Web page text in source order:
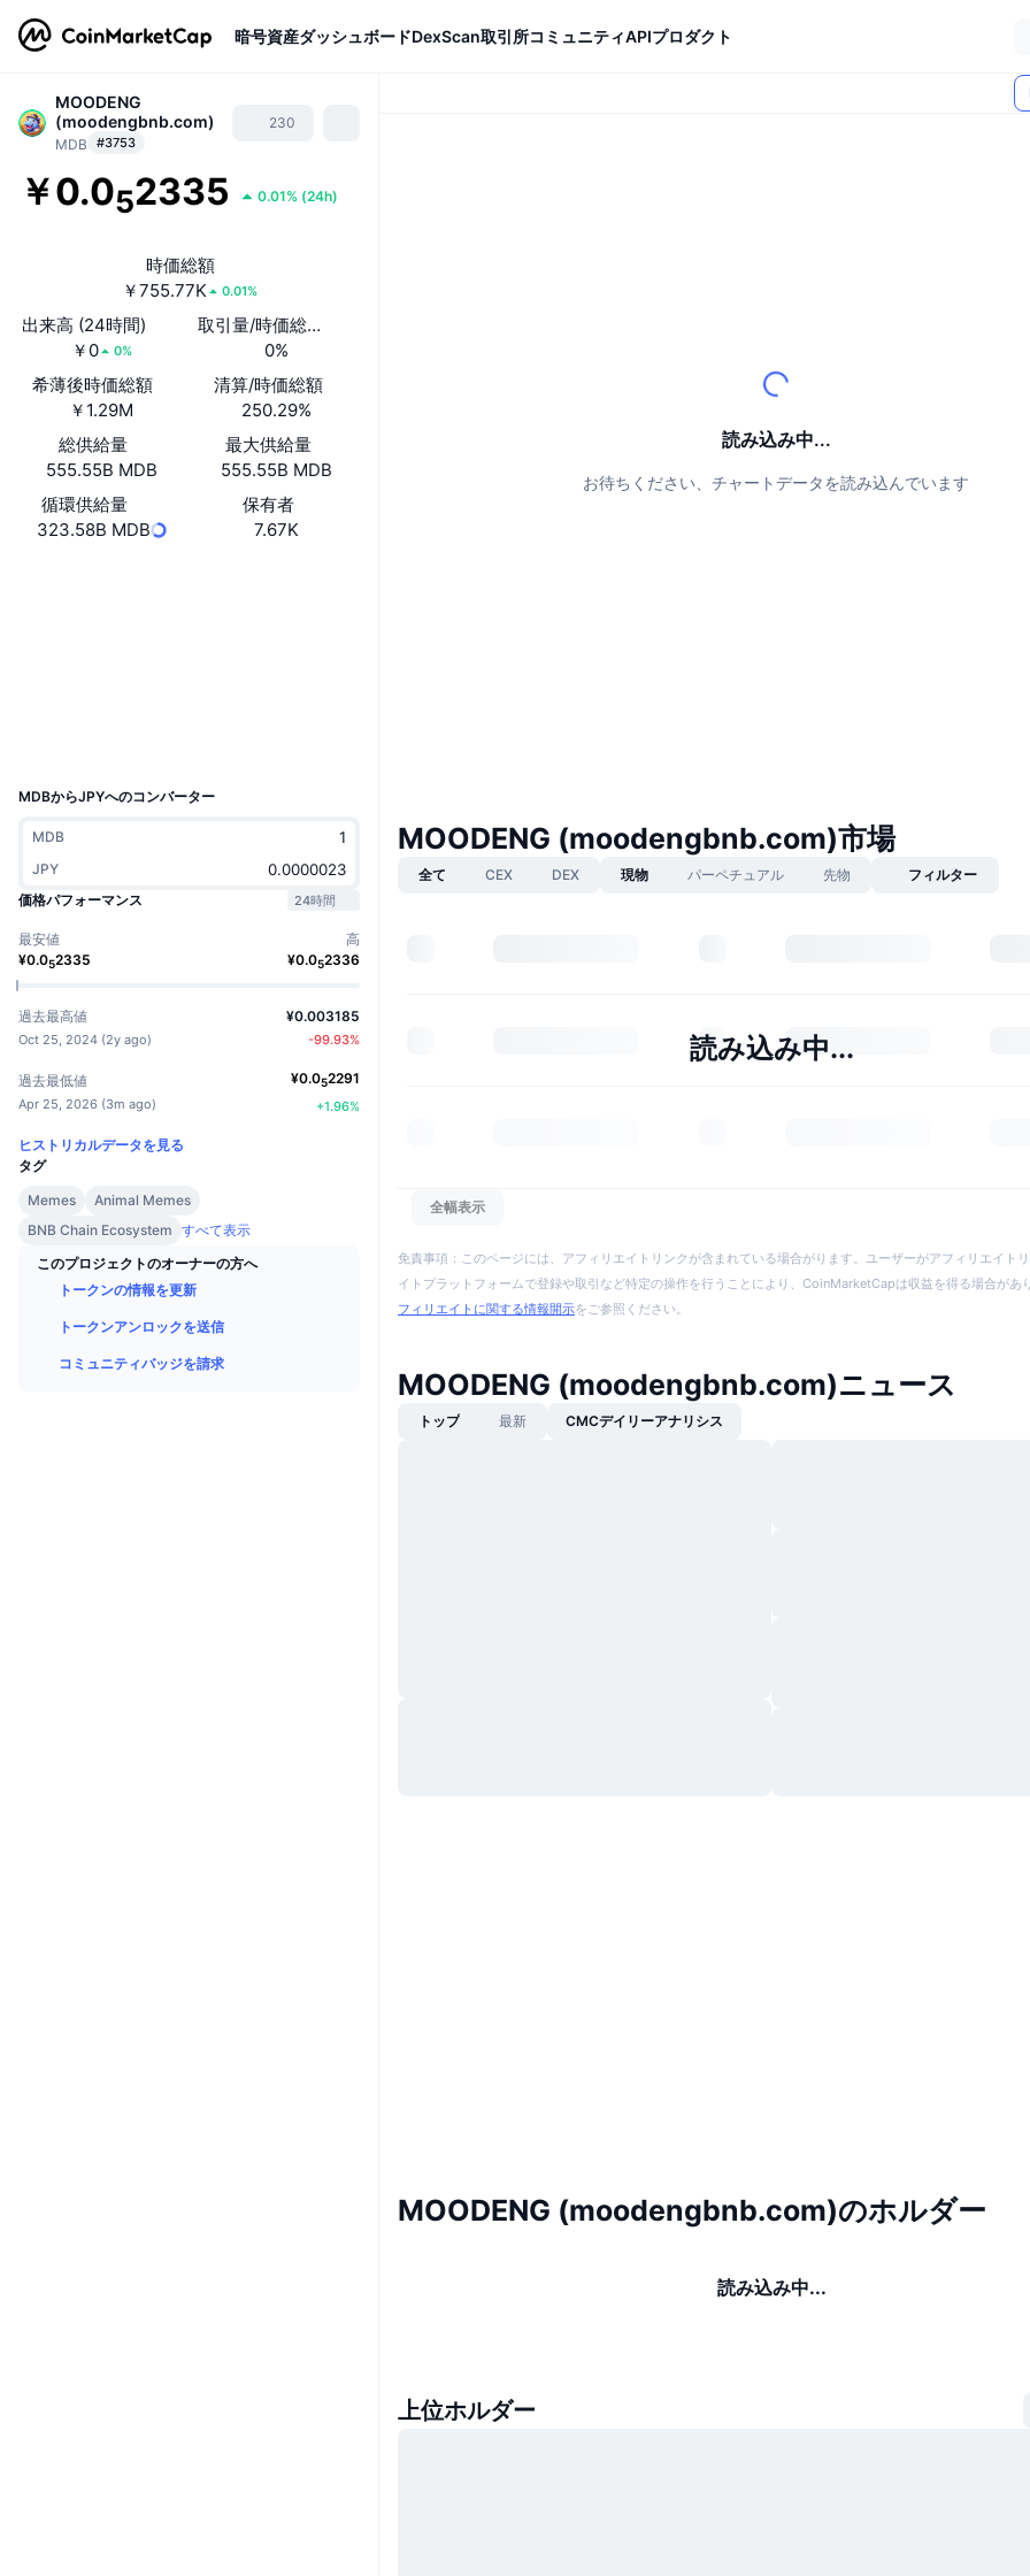
暗号資産ダッシュボードDexScan取引所コミュニティAPIプロダクト
MOODENG
(moodengbnb.com)
MDB #3753
230
￥0.052335 0.01% (24h)
時価総額
￥755.77K
0.01%
出来高 (24時間)
￥0
0%
取引量/時価総額(24時間)
0%
希薄後時価総額
￥1.29M
清算/時価総額
250.29%
総供給量
555.55B MDB
最大供給量
555.55B MDB
循環供給量
323.58B MDB
保有者
7.67K
MDBからJPYへのコンバーター
MDB
JPY
価格パフォーマンス
24時間
最安値
¥0.052335
高
¥0.052336
過去最高値
Oct 25, 2024 (2y ago)
¥0.003185
-99.93%
過去最低値
Apr 25, 2026 (3m ago)
¥0.052291
+1.96%
ヒストリカルデータを見る
タグ
Memes
Animal Memes
BNB Chain Ecosystem すべて表示
このプロジェクトのオーナーの方へ
トークンの情報を更新
トークンアンロックを送信
コミュニティバッジを請求
読み込み中...
お待ちください、チャートデータを読み込んでいます
MOODENG (moodengbnb.com)市場
全て CEX DEX 現物 パーペチュアル 先物 フィルター
読み込み中...
全幅表示
免責事項：このページには、アフィリエイトリンクが含まれている場合がります。ユーザーがアフィリエイト
イトプラットフォームで登録や取引など特定の操作を行うことにより、CoinMarketCapは収益を得る場合があ
フィリエイトに関する情報開示をご参照ください。
MOODENG (moodengbnb.com)ニュース
トップ 最新 CMCデイリーアナリシス
MOODENG (moodengbnb.com)のホルダー
読み込み中...
上位ホルダー